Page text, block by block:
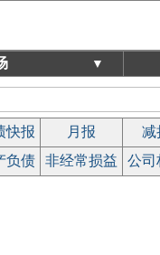
▼
快报 月报
减
负债 非经常损益 公司